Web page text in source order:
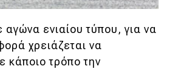
ενιαίου τύπου, για να
χρειάζεται να
κάποιο τρόπο την